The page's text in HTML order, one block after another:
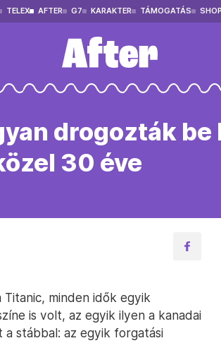
TELEX AFTER G7 KARAKTER TÁMOGATÁS SHOP
drogozták be
30 éve
minden idők egyik
is volt, az egyik ilyen a kanadai
stábbal: az egyik forgatási